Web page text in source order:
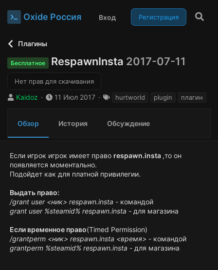
Oxide Россия Вход Регистрация
Плагины
Бесплатное RespawnInsta 2017-07-11
Нет прав для скачивания
А
о
Kaidoz
Д
з
д
а
и
я
11 Июл 2017
и
hurtworld plugin плагин
Обзор История Обсуждение
Если игрок игрок имеет право respawn.insta ,то он
появляется моментально.
Подойдет как для платной привилегии.
Выдать право:
/grant user <ник> respawn.insta - командой
grant user %steamid% respawn.insta - для магазина
Если временное право(Timed Permission)
/grantperm <ник> respawn.insta <время> - командой
grantperm %steamid% respawn.insta - для магазина